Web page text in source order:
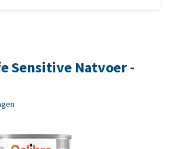
Sensitive Natvoer -